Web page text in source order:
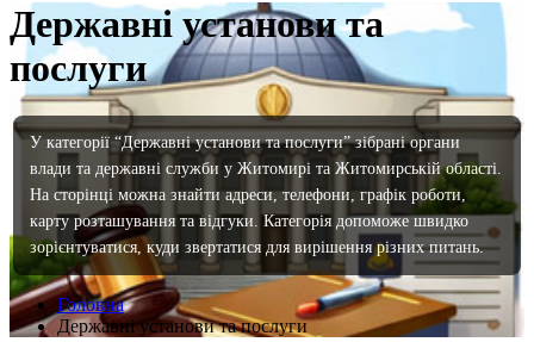
Державні установи та
послуги
У категорії “Державні установи та послуги” зібрані органи
влади та державні служби у Житомирі та Житомирській області.
На сторінці можна знайти адреси, телефони, графік роботи,
карту розташування та відгуки. Категорія допоможе швидко
зорієнтуватися, куди звертатися для вирішення різних питань.
Головна
Державні установи та послуги